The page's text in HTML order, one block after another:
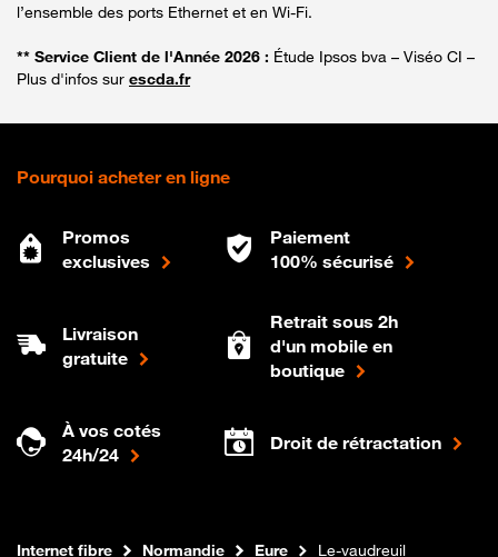
l’ensemble des ports Ethernet et en Wi-Fi.
** Service Client de l'Année 2026 : Étude Ipsos bva – Viséo CI –
Plus d'infos sur escda.fr
Pourquoi acheter en ligne
Promos
exclusives
Paiement
100% sécurisé
Livraison
gratuite
Retrait sous 2h
d'un mobile en
boutique
À vos cotés
24h/24
Droit de rétractation
Boutique Orange
Internet fibre Normandie Eure Le-vaudreuil